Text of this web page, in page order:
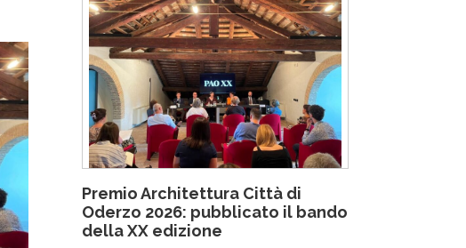
Premio Architettura Città di
Oderzo 2026: pubblicato il bando
della XX edizione